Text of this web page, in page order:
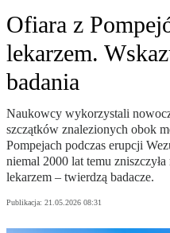
Ofiara z
lekarzem.
badania
Naukowcy wykorzystali
szczątków znalezionych obok
Pompejach podczas erupcji
niemal 2000 lat temu
lekarzem – twierdzą badacze.
Publikacja: 21.05.2026 08:31